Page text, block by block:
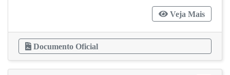
Veja Mais
Documento Oficial